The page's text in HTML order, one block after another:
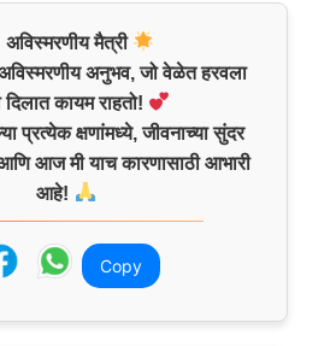
अविस्मरणीय मैत्री
अनुभव, जो वेळेत हरवला
दिलात कायम राहतो!
प्रत्येक क्षणांमध्ये, जीवनाच्या सुंदर
आणि आज मी याच कारणासाठी आभारी
आहे!
Copy